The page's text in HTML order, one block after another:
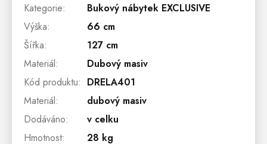
Kategorie:
Bukový nábytek EXCLUSIVE
Výška:
66 cm
Šířka:
127 cm
Materiál:
Dubový masiv
Kód produktu: DRELA401
Materiál:
dubový masiv
Dodáváno:
v celku
Hmotnost: 28 kg